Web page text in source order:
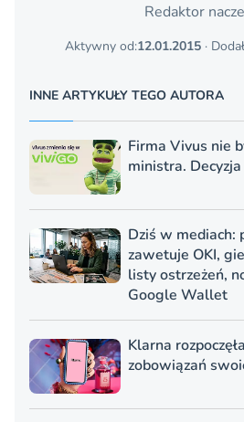
Redaktor
Aktywny od:12.01.2015·
INNE ARTYKUŁY TEGO AUTORA
Firma Vivus nie
ministra.
Dziś w mediach:
zawetuje OKI,
listy ostrzeżeń,
Google Wallet
Klarna
zobowiązań